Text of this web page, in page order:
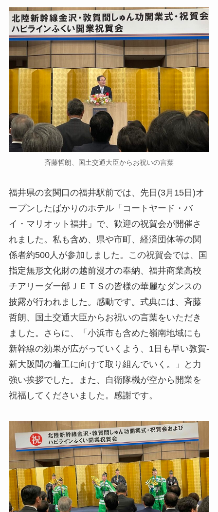
斉藤哲朗、国土交通大臣からお祝いの言葉
福井県の玄関口の福井駅前では、先日(3月15日)オ
ープンしたばかりのホテル「コートヤード・バ
イ・マリオット福井」で、歓迎の祝賀会が開催さ
れました。私も含め、県や市町、経済団体等の関
係者約500人が参加しました。この祝賀会では、国
指定無形文化財の越前漫才の奉納、福井商業高校
チアリーダー部ＪＥＴＳの皆様の華麗なダンスの
披露が行われました。感動です。式典には、斉藤
哲朗、国土交通大臣からお祝いの言葉をいただき
ました。さらに、「小浜市も含めた嶺南地域にも
新幹線の効果が広がっていくよう、1日も早い敦賀-
新大阪間の着工に向けて取り組んでいく。」と力
強い挨拶でした。また、自衛隊機が空から開業を
祝福してくださいました。感謝です。